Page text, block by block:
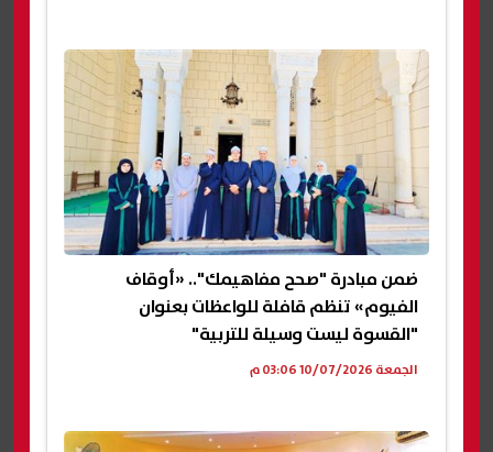
ضمن مبادرة "صحح مفاهيمك".. «أوقاف
الفيوم» تنظم قافلة للواعظات بعنوان
"القسوة ليست وسيلة للتربية"
الجمعة 10/07/2026 03:06 م